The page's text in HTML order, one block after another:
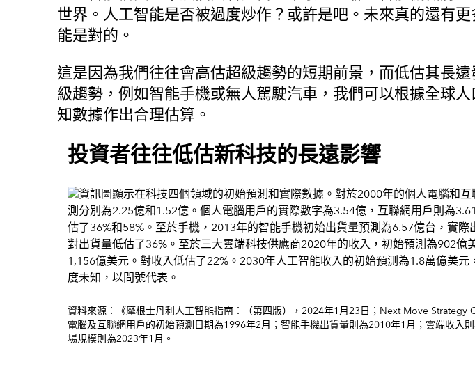
世界。人工智能是否被過度炒作？或許是吧。未來真的還有更
能是對的。
這是因為我們往往會高估超級趨勢的短期前景，而低估其長
級趨勢，例如智能手機或無人駕駛汽車，我們可以根據全球
知數據作出合理估算。
投資者往往低估新科技的長遠影響
資料來源：《摩根士丹利人工智能指南：（第四版），2024年1月23日；Next Move Strategy
電腦及互聯網用戶的初始預測日期為1996年2月；智能手機出貨量則為2010年1月；雲端收入
場規模則為2023年1月。